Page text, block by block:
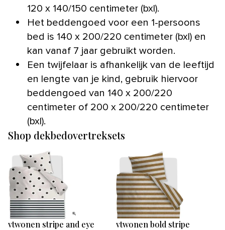
120 x 140/150 centimeter (bxl).
Het beddengoed voor een 1-persoons
bed is 140 x 200/220 centimeter (bxl) en
kan vanaf 7 jaar gebruikt worden.
Een twijfelaar is afhankelijk van de leeftijd
en lengte van je kind, gebruik hiervoor
beddengoed van 140 x 200/220
centimeter of 200 x 200/220 centimeter
(bxl).
Shop dekbedovertreksets
vtwonen stripe and eye
vtwonen bold stripe